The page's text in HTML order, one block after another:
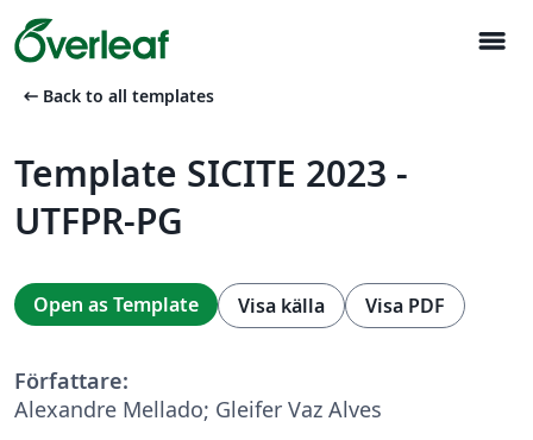
menu
arrow_left_alt Back to all templates
Template SICITE 2023 -
UTFPR-PG
Open as Template Visa källa Visa PDF
Författare:
Alexandre Mellado; Gleifer Vaz Alves